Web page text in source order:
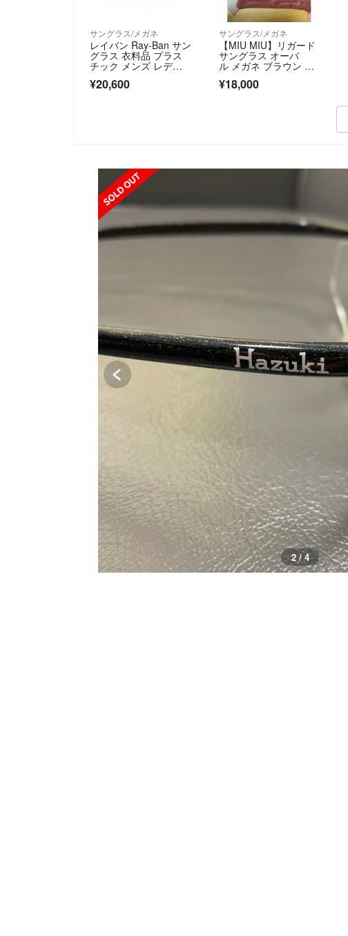
サングラス/メガネ
レイバン Ray-Ban サン
グラス 衣料品 プラス
チック メンズ レディ
D601/87(64) 【新品】
¥20,600
サングラス/メガネ
【MIU MIU】リガード
サングラス オーバ
ル メガネ ブラウン ヴ
¥18,000
2 / 4